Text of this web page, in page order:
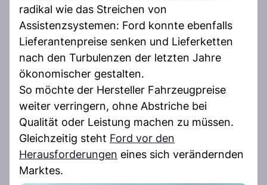
radikal wie das Streichen von
Assistenzsystemen: Ford konnte ebenfalls
Lieferantenpreise senken und Lieferketten
nach den Turbulenzen der letzten Jahre
ökonomischer gestalten.
So möchte der Hersteller Fahrzeugpreise
weiter verringern, ohne Abstriche bei
Qualität oder Leistung machen zu müssen.
Gleichzeitig steht Ford vor den
Herausforderungen eines sich verändernden
Marktes.